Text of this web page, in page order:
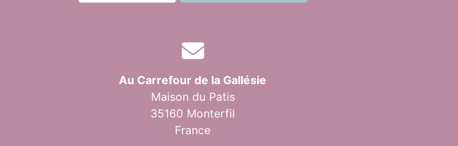
Au Carrefour de la Gallésie
Maison du Patis
35160 Monterfil
France